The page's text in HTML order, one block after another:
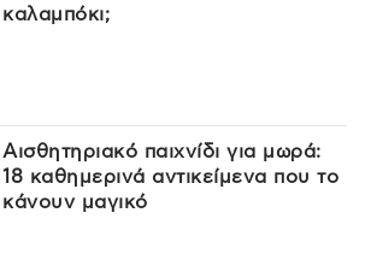
καλαμπόκι;
Αισθητηριακό παιχνίδι για μωρά:
18 καθημερινά αντικείμενα που το
κάνουν μαγικό